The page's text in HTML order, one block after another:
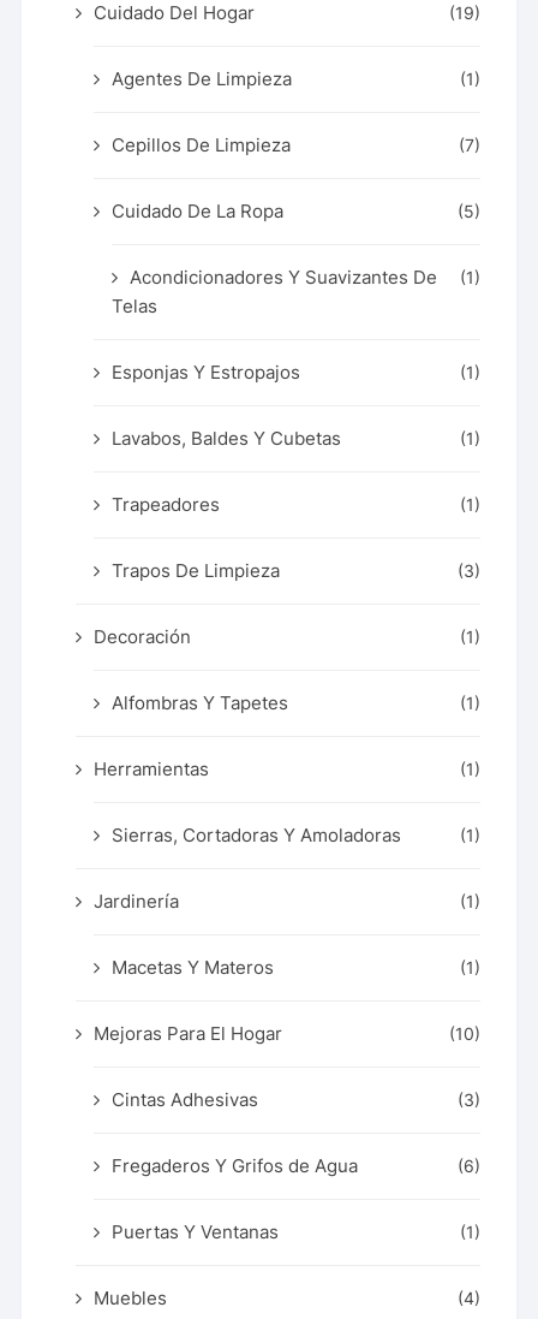
Cuidado Del Hogar (19)
Agentes De Limpieza (1)
Cepillos De Limpieza (7)
Cuidado De La Ropa (5)
Acondicionadores Y Suavizantes De
Telas
(1)
Esponjas Y Estropajos (1)
Lavabos, Baldes Y Cubetas (1)
Trapeadores (1)
Trapos De Limpieza (3)
Decoración (1)
Alfombras Y Tapetes (1)
Herramientas (1)
Sierras, Cortadoras Y Amoladoras (1)
Jardinería (1)
Macetas Y Materos (1)
Mejoras Para El Hogar (10)
Cintas Adhesivas (3)
Fregaderos Y Grifos de Agua (6)
Puertas Y Ventanas (1)
Muebles (4)